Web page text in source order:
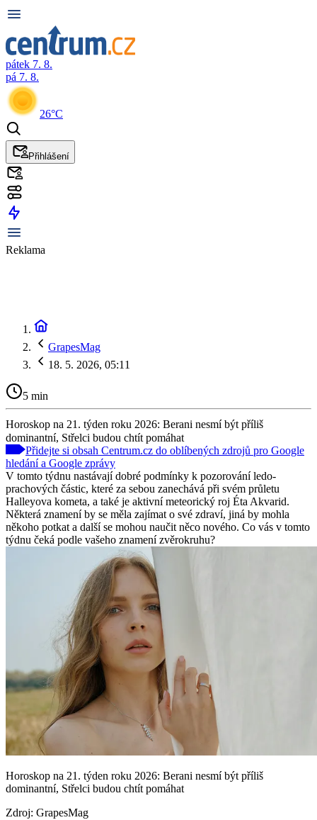
pátek 7. 8.
pá 7. 8.
26°C
Přihlášení
Reklama
GrapesMag
18. 5. 2026, 05:11
5 min
Horoskop na 21. týden roku 2026: Berani nesmí být příliš
dominantní, Střelci budou chtít pomáhat
Přidejte si obsah Centrum.cz do oblíbených zdrojů pro Google
hledání a Google zprávy
V tomto týdnu nastávají dobré podmínky k pozorování ledo-
prachových částic, které za sebou zanechává při svém průletu
Halleyova kometa, a také je aktivní meteorický roj Éta Akvarid.
Některá znamení by se měla zajímat o své zdraví, jiná by mohla
někoho potkat a další se mohou naučit něco nového. Co vás v tomto
týdnu čeká podle vašeho znamení zvěrokruhu?
Horoskop na 21. týden roku 2026: Berani nesmí být příliš
dominantní, Střelci budou chtít pomáhat
Zdroj: GrapesMag